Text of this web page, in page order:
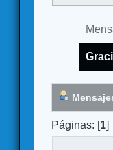
Páginas: [1]